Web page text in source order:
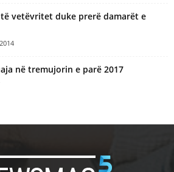
vetëvritet duke prerë damarët e
në tremujorin e parë 2017